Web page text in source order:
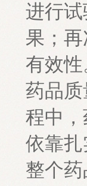
进行
果；
有效
药品
程中
依靠
整个